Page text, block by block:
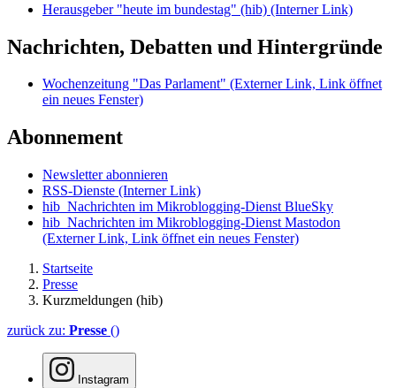
Herausgeber "heute im bundestag" (hib) (Interner Link)
Nachrichten, Debatten und Hintergründe
Wochenzeitung "Das Parlament" (Externer Link, Link öffnet
ein neues Fenster)
Abonnement
Newsletter abonnieren
RSS-Dienste (Interner Link)
hib_Nachrichten im Mikroblogging-Dienst BlueSky
hib_Nachrichten im Mikroblogging-Dienst Mastodon
(Externer Link, Link öffnet ein neues Fenster)
Startseite
Presse
Kurzmeldungen (hib)
zurück zu: Presse ()
Instagram